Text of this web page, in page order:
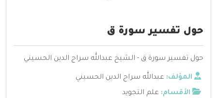
حول تفسير سورة ق
حول تفسير سورة ق - الشيخ عبدالله سراج الدين الحسيني
المؤلف: عبدالله سراج الدين الحسيني
الأقسام: علم التجويد